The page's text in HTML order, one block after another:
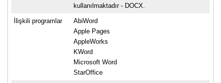
kullanılmaktadır - DOCX.
İlişkili programlar
AbiWord
Apple Pages
AppleWorks
KWord
Microsoft Word
StarOffice